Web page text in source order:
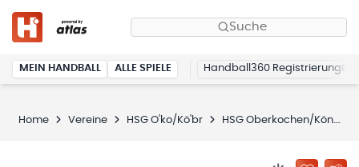
Suche
MEIN HANDBALL ALLE SPIELE Handball360 Registrierung
Home Vereine HSG O'ko/Kö'br HSG Oberkochen/Königsbronn